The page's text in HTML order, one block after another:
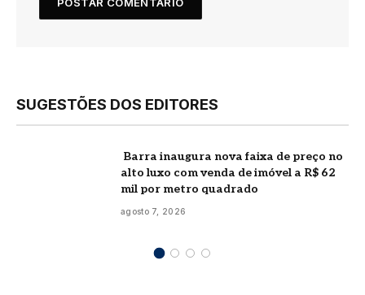
SUGESTÕES DOS EDITORES
Barra inaugura nova faixa de preço no
alto luxo com venda de imóvel a R$ 62
mil por metro quadrado
agosto 7, 2026